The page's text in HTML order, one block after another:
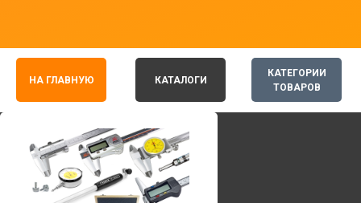
КАТЕГОРИИ
ТОВАРОВ
НА ГЛАВНУЮ КАТАЛОГИ